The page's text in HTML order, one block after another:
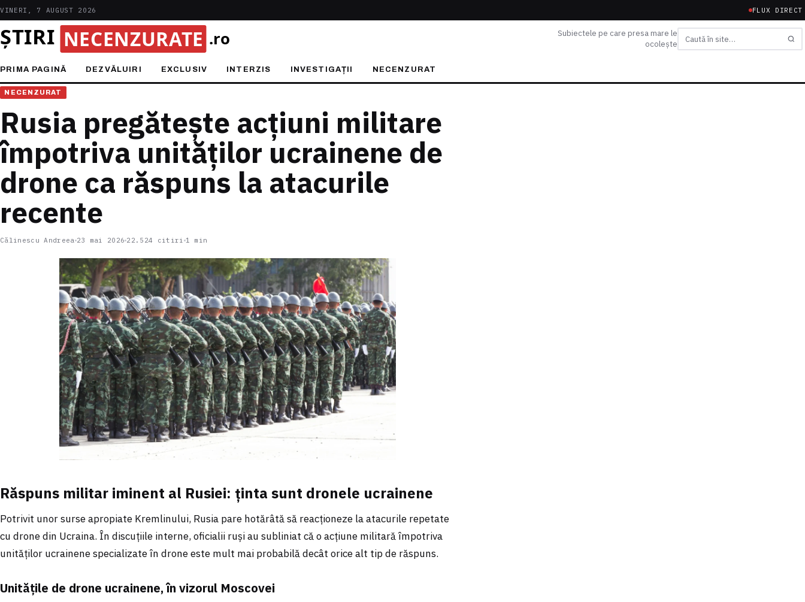
VINERI, 7 AUGUST 2026 FLUX DIRECT
Subiectele pe care presa mare le
ocolește
Caută
PRIMA PAGINĂ DEZVĂLUIRI EXCLUSIV INTERZIS INVESTIGAȚII NECENZURAT
NECENZURAT
Rusia pregătește acțiuni militare
împotriva unităților ucrainene de
drone ca răspuns la atacurile
recente
Călinescu Andreea 23 mai 2026 22.524 citiri 1 min
Răspuns militar iminent al Rusiei: ținta sunt dronele ucrainene
Potrivit unor surse apropiate Kremlinului, Rusia pare hotărâtă să reacționeze la atacurile repetate
cu drone din Ucraina. În discuțiile interne, oficialii ruși au subliniat că o acțiune militară împotriva
unităților ucrainene specializate în drone este mult mai probabilă decât orice alt tip de răspuns.
Unitățile de drone ucrainene, în vizorul Moscovei